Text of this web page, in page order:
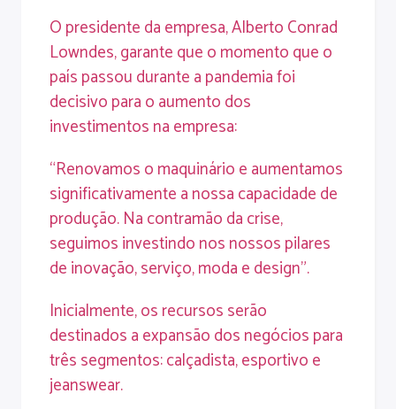
O presidente da empresa, Alberto Conrad
Lowndes, garante que o momento que o
país passou durante a pandemia foi
decisivo para o aumento dos
investimentos na empresa:
“Renovamos o maquinário e aumentamos
significativamente a nossa capacidade de
produção. Na contramão da crise,
seguimos investindo nos nossos pilares
de inovação, serviço, moda e design”.
Inicialmente, os recursos serão
destinados a expansão dos negócios para
três segmentos: calçadista, esportivo e
jeanswear.